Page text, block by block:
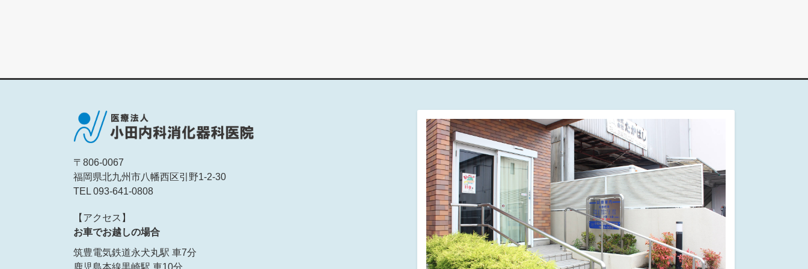
〒806-0067
福岡県北九州市八幡西区引野1-2-30
TEL 093-641-0808
【アクセス】
お車でお越しの場合
筑豊電気鉄道永犬丸駅 車7分
鹿児島本線黒崎駅 車10分